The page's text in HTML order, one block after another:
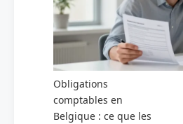
Obligations
comptables en
Belgique : ce que les